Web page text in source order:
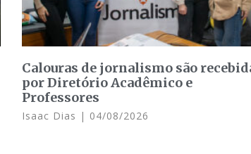
Calouras de jornalismo são
por Diretório Acadêmico e
Professores
Isaac Dias 04/08/2026